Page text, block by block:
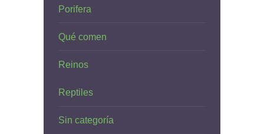
Porifera
Qué comen
Reinos
Reptiles
Sin categoría